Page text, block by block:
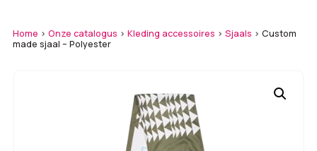
Home > Onze catalogus > Kleding accessoires > Sjaals > Custom
made sjaal – Polyester